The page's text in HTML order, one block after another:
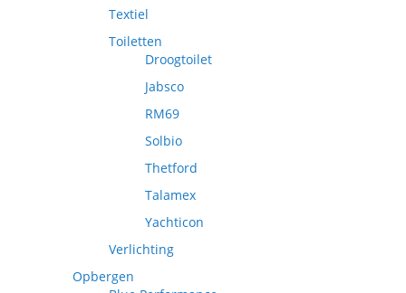
Textiel
Toiletten
Droogtoilet
Jabsco
RM69
Solbio
Thetford
Talamex
Yachticon
Verlichting
Opbergen